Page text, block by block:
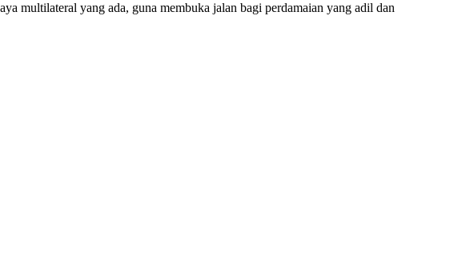
multilateral yang ada, guna membuka jalan bagi perdamaian yang adil dan